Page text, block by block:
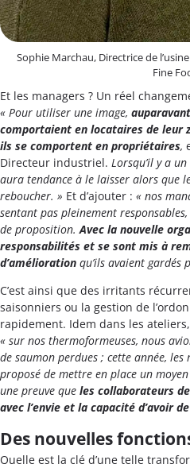
Sophie Marchau, Directrice de
Fine
Et les managers ? Un réel
« Pour utiliser une image,
comportaient en locataires de leur
ils se comportent en propriétaires,
Directeur industriel. Lorsqu’il y a
aura tendance à le laisser alors que
reboucher. » Et d’ajouter : « nos
sentant pas pleinement
de proposition.Avec la nouvelle
responsabilités et se sont mis à
d’amélioration qu’ils avaient gardés
C’est ainsi que des irritants
saisonniers ou la gestion de
rapidement. Idem dans les
« sur nos thermoformeuses, nous
de saumon perdues ; cette année, les
proposé de mettre en place un
une preuve que les collaborateurs
avec l’envie et la capacité d’avoir
Des nouvelles
Quelle est la clé d’une telle